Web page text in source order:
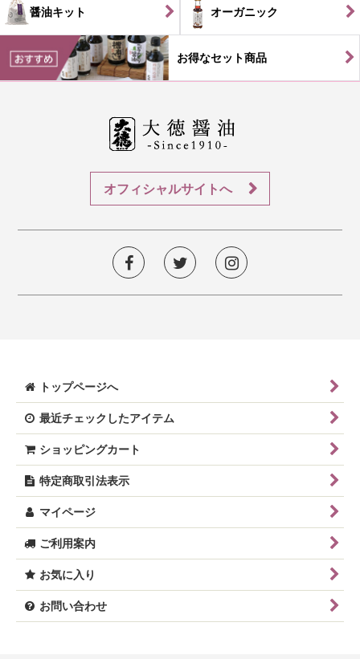
醤油キット オーガニック
お得なセット商品
オフィシャルサイトへ
トップページへ
最近チェックしたアイテム
ショッピングカート
特定商取引法表示
マイページ
ご利用案内
お気に入り
お問い合わせ